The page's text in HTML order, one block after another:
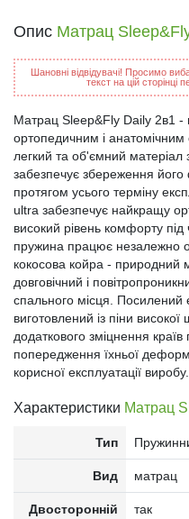
Опис Матрац
Шановні відвідувачі! Просимо
текст на цій сторінці
Матрац Sleep&Fly Daily 2в1 -
ортопедичним і
легкий та об'ємний матеріал
забезпечує збереження
протягом усього терміну
ultra забезпечує найкращу
високий рівень комфорту
пружина працює незалежно
кокосова койра - природний
довговічний і
спального місця. Посилений
виготовлений із піни
додаткового зміцнення
попередження їхньої
корисної експлуатації виробу.
Характеристики Матрац
Тип
Вид матрац
Двосторонній
так